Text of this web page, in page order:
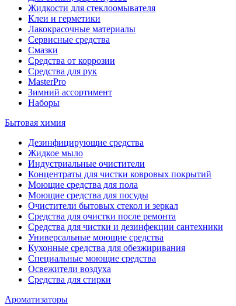
Жидкости для стеклоомывателя
Клеи и герметики
Лакокрасочные материалы
Сервисные средства
Смазки
Средства от коррозии
Средства для рук
MasterPro
Зимний ассортимент
Наборы
Бытовая химия
Дезинфицирующие средства
Жидкое мыло
Индустриальные очистители
Концентраты для чистки ковровых покрытий
Моющие средства для пола
Моющие средства для посуды
Очистители бытовых стекол и зеркал
Средства для очистки после ремонта
Средства для чистки и дезинфекции сантехники
Универсальные моющие средства
Кухонные средства для обезжиривания
Специальные моющие средства
Освежители воздуха
Средства для стирки
Ароматизаторы